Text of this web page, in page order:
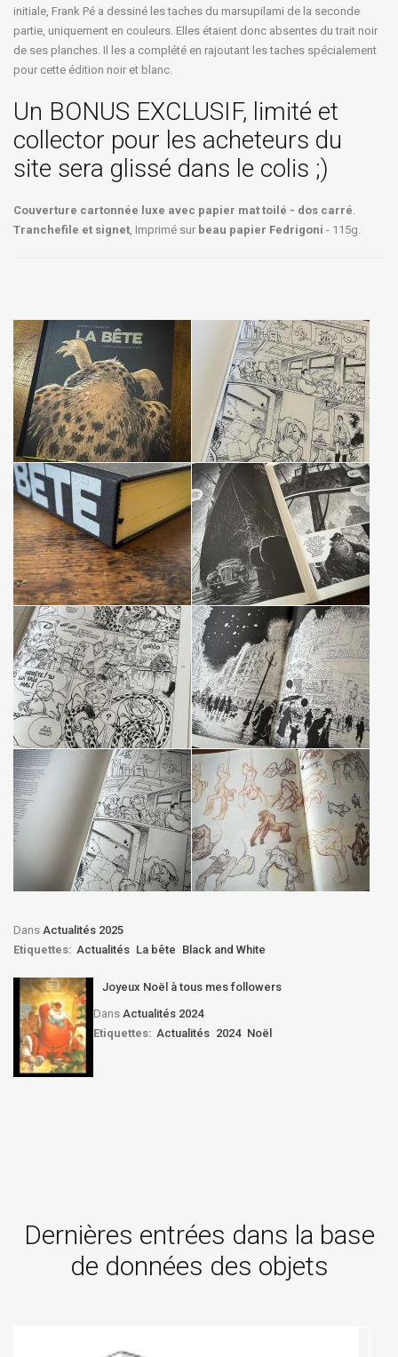
initiale, Frank Pé a dessiné les taches du marsupilami de la seconde
partie, uniquement en couleurs. Elles étaient donc absentes du trait noir
de ses planches. Il les a complété en rajoutant les taches spécialement
pour cette édition noir et blanc.
Un BONUS EXCLUSIF, limité et
collector pour les acheteurs du
site sera glissé dans le colis ;)
Couverture cartonnée luxe avec papier mat toilé - dos carré
Tranchefile et signet , Imprimé sur beau papier Fedrigoni - 115g.
Dans Actualités 2025
Etiquettes: Actualités La bête Black and White
Joyeux Noël à tous mes followers
Dans Actualités 2024
Etiquettes: Actualités 2024 Noël
Dernières entrées dans la base
de données des objets